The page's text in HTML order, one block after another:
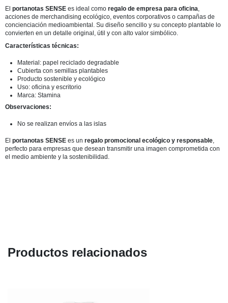
El portanotas SENSE es ideal como regalo de empresa para oficina
acciones de merchandising ecológico, eventos corporativos o campañas de
concienciación medioambiental. Su diseño sencillo y su concepto plantable lo
convierten en un detalle original, útil y con alto valor simbólico.
Características técnicas:
Material: papel reciclado degradable
Cubierta con semillas plantables
Producto sostenible y ecológico
Uso: oficina y escritorio
Marca: Stamina
Observaciones:
No se realizan envíos a las islas
El portanotas SENSE es un regalo promocional ecológico y responsable
perfecto para empresas que desean transmitir una imagen comprometida con
el medio ambiente y la sostenibilidad.
Productos relacionados